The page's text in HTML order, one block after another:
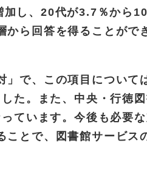
し、20代が3.7％から
から回答を得ることがで
」で、この項目について
た。また、中央・行徳
ています。今後も必要
ことで、図書館サービス